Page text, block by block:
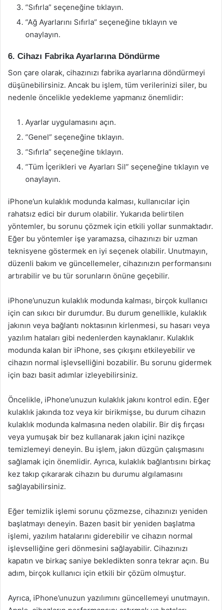
“Sıfırla” seçeneğine tıklayın.
“Ağ Ayarlarını Sıfırla” seçeneğine tıklayın ve
onaylayın.
6. Cihazı Fabrika Ayarlarına Döndürme
Son çare olarak, cihazınızı fabrika ayarlarına döndürmeyi
düşünebilirsiniz. Ancak bu işlem, tüm verilerinizi siler, bu
nedenle öncelikle yedekleme yapmanız önemlidir:
Ayarlar uygulamasını açın.
“Genel” seçeneğine tıklayın.
“Sıfırla” seçeneğine tıklayın.
“Tüm İçerikleri ve Ayarları Sil” seçeneğine tıklayın ve
onaylayın.
iPhone’un kulaklık modunda kalması, kullanıcılar için
rahatsız edici bir durum olabilir. Yukarıda belirtilen
yöntemler, bu sorunu çözmek için etkili yollar sunmaktadır.
Eğer bu yöntemler işe yaramazsa, cihazınızı bir uzman
teknisyene göstermek en iyi seçenek olabilir. Unutmayın,
düzenli bakım ve güncellemeler, cihazınızın performansını
artırabilir ve bu tür sorunların önüne geçebilir.
iPhone’unuzun kulaklık modunda kalması, birçok kullanıcı
için can sıkıcı bir durumdur. Bu durum genellikle, kulaklık
jakının veya bağlantı noktasının kirlenmesi, su hasarı veya
yazılım hataları gibi nedenlerden kaynaklanır. Kulaklık
modunda kalan bir iPhone, ses çıkışını etkileyebilir ve
cihazın normal işlevselliğini bozabilir. Bu sorunu gidermek
için bazı basit adımlar izleyebilirsiniz.
Öncelikle, iPhone’unuzun kulaklık jakını kontrol edin. Eğer
kulaklık jakında toz veya kir birikmişse, bu durum cihazın
kulaklık modunda kalmasına neden olabilir. Bir diş fırçası
veya yumuşak bir bez kullanarak jakın içini nazikçe
temizlemeyi deneyin. Bu işlem, jakın düzgün çalışmasını
sağlamak için önemlidir. Ayrıca, kulaklık bağlantısını birkaç
kez takıp çıkararak cihazın bu durumu algılamasını
sağlayabilirsiniz.
Eğer temizlik işlemi sorunu çözmezse, cihazınızı yeniden
başlatmayı deneyin. Bazen basit bir yeniden başlatma
işlemi, yazılım hatalarını giderebilir ve cihazın normal
işlevselliğine geri dönmesini sağlayabilir. Cihazınızı
kapatın ve birkaç saniye bekledikten sonra tekrar açın. Bu
adım, birçok kullanıcı için etkili bir çözüm olmuştur.
Ayrıca, iPhone’unuzun yazılımını güncellemeyi unutmayın.